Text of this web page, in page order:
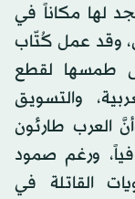
لها مكاناً في
وقد عمل كُتّاب
طمسها لقطع
والتسويق
العرب طارئون
ورغم صمود
القاتلة في